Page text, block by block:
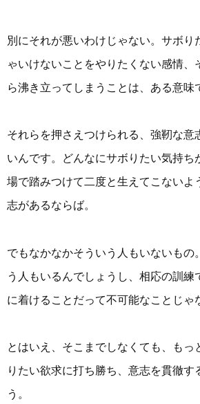
別にそれが悪いわけじゃない。サボり
ゃいけないことをやりたくない感情、
ら沸き立ってしまうことは、ある意味
それらを押さえつけられる、強靭な意
いんです。どんなにサボりたい気持ち
場で踏みつけて二度と生えてこないよ
志があるならば。
でもなかなかそういう人もいないもの
う人もいるんでしょうし、相応の訓練
に着けることだって不可能なことじゃ
とはいえ、そこまでしなくても、もっ
りたい欲求に打ち勝ち、意志を貫徹す
う。